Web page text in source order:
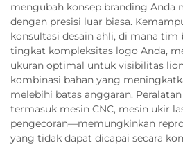
mengubah konsep branding Anda
dengan presisi luar biasa.
konsultasi desain ahli, di mana
tingkat kompleksitas logo Anda,
ukuran optimal untuk visibilitas
kombinasi bahan yang
melebihi batas anggaran.
termasuk mesin CNC, mesin ukir
pengecoran—memungkinkan
yang tidak dapat dicapai secara